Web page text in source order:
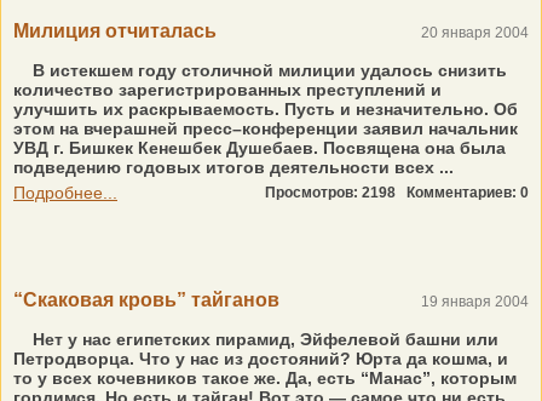
Милиция отчиталась 20 января 2004
В истекшем году столичной милиции удалось снизить
количество зарегистрированных преступлений и
улучшить их раскрываемость. Пусть и незначительно. Об
этом на вчерашней пресс–конференции заявил начальник
УВД г. Бишкек Кенешбек Душебаев. Посвящена она была
подведению годовых итогов деятельности всех ...
Подробнее...
Просмотров: 2198 Комментариев: 0
“Скаковая кровь” тайганов 19 января 2004
Нет у нас египетских пирамид, Эйфелевой башни или
Петродворца. Что у нас из достояний? Юрта да кошма, и
то у всех кочевников такое же. Да, есть “Манас”, которым